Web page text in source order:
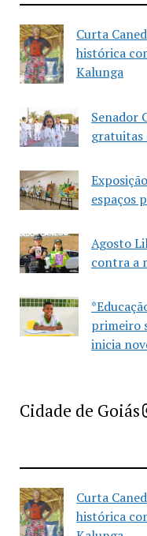
Curta
histórica
Kalunga
Senador
gratuitas
espaços
Agosto
contra a
primeiro
inicia
Cidade de Goiás
Curta
histórica